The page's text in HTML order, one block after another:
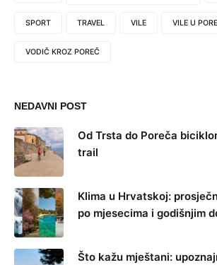
SPORT TRAVEL VILE VILE U
VODIČ KROZ POREČ
NEDAVNI POST
Od Trsta do Poreča
trail
Klima u Hrvatskoj:
po mjesecima i godišnjim
Što kažu mještani: